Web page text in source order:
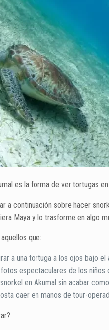
es la forma de ver tortugas
a continuación sobre hacer
Maya y lo trasforme en algo
que:
a una tortuga a los ojos bajo
espectaculares de los niños
en Akumal sin acabar
caer en manos de tour-